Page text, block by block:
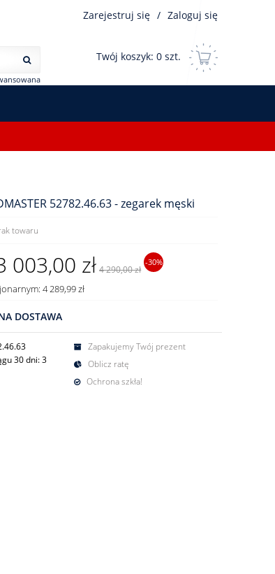
Zarejestruj się / Zaloguj się
Twój koszyk: 0 szt.
52782.46.63 - zegarek męski
towaru
003,00 zł 4 290,00 zł
-30%
4 289,99 zł
DOSTAWA
30 dni:3
Zapakujemy Twój prezent
Oblicz ratę
Ochrona szkła!